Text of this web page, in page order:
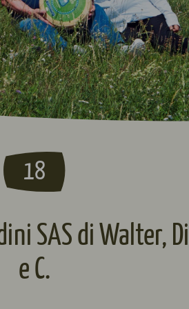
18
SAS di Walter,
e C.